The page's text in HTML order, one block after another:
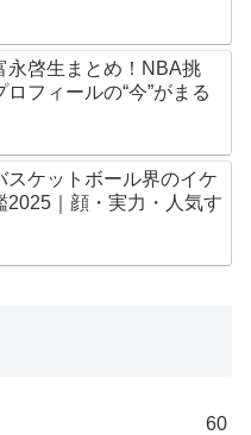
永啓生まとめ！NBA挑
フィールの“今”がまる
スケットボール界のイケ
2025｜顔・実力・人気す
60